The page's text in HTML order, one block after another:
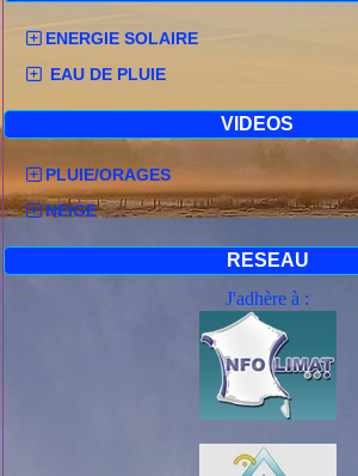
ENERGIE SOLAIRE
EAU DE PLUIE
VIDEOS
PLUIE/ORAGES
NEIGE
RESEAU
J'adhère à :